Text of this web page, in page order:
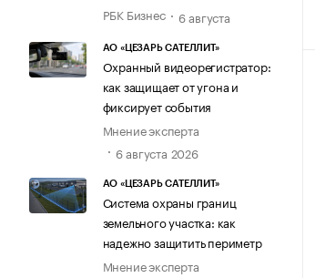
РБК Бизнес
6 августа
АО «ЦЕЗАРЬ САТЕЛЛИТ»
Охранный видеорегистратор:
как защищает от угона и
фиксирует события
Мнение эксперта
6 августа 2026
АО «ЦЕЗАРЬ САТЕЛЛИТ»
Система охраны границ
земельного участка: как
надежно защитить периметр
Мнение эксперта